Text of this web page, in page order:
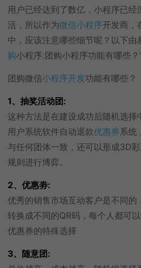
用户已经达到了数亿，小程序已经
活，所以作为微信小程序开发商，
中，应该注意哪些细节呢？以下由
购小程序:团购小程序功能有哪些？”
团购微信小程序开发功能有哪些？
1、抽奖活动团:
这种方法是在建设成功后随机选择
用户系统软件自动退款优惠券系统
与任何团体一致，还可以形成3D
规则进行博弈。
2、优惠劵:
优秀的销售市场互动客户是不同的
转换成不同的QR码，每个人都可以
优惠券的特殊选择
3、随意团: